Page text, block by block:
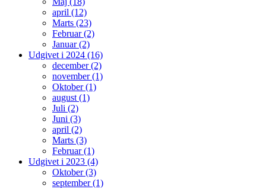
april (12)
Marts (23)
Februar (2)
Januar (2)
Udgivet i 2024 (16)
december (2)
november (1)
Oktober (1)
august (1)
Juli (2)
Juni (3)
april (2)
Marts (3)
Februar (1)
Udgivet i 2023 (4)
Oktober (3)
september (1)